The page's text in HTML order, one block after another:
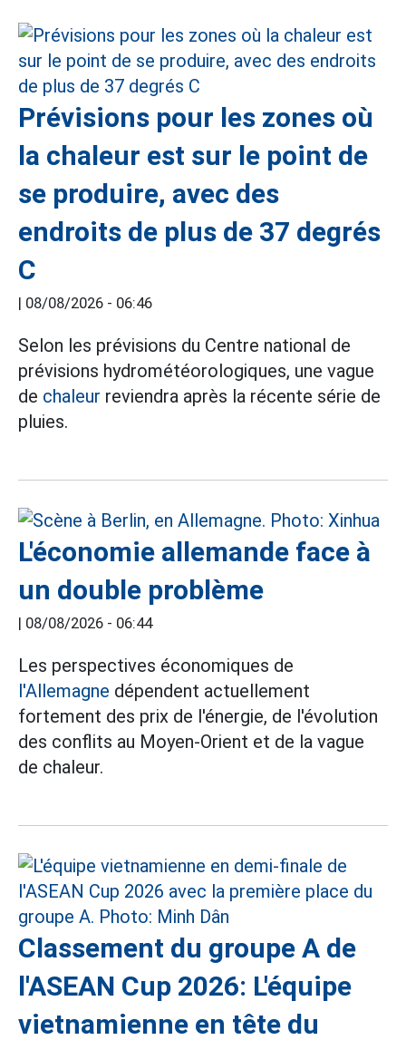
Prévisions pour les zones où
la chaleur est sur le point de
se produire, avec des
endroits de plus de 37 degrés
C
| 08/08/2026 - 06:46
Selon les prévisions du Centre national de
prévisions hydrométéorologiques, une vague
de chaleur reviendra après la récente série de
pluies.
L'économie allemande face à
un double problème
| 08/08/2026 - 06:44
Les perspectives économiques de
l'Allemagne dépendent actuellement
fortement des prix de l'énergie, de l'évolution
des conflits au Moyen-Orient et de la vague
de chaleur.
Classement du groupe A de
l'ASEAN Cup 2026: L'équipe
vietnamienne en tête du